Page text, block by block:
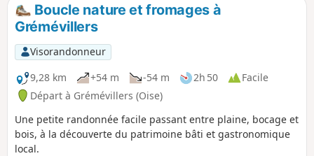
Boucle nature et fromages à
Grémévillers
Visorandonneur
9,28 km
+54 m -54 m 2h 50
Facile
Départ à Grémévillers (Oise)
Une petite randonnée facile passant entre plaine, bocage et
bois, à la découverte du patrimoine bâti et gastronomique
local.